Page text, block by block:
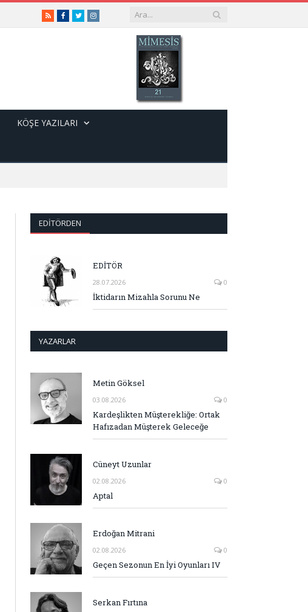
RSSFacebook
TwitterInstagram
KÖŞE YAZILARI
EDITÖRDEN
EDİTÖR
28.07.2026 0
İktidarın Mizahla Sorunu Ne
YAZARLAR
Metin Göksel
03.08.2026 0
Kardeşlikten Müşterekliğe: Ortak
Hafızadan Müşterek Geleceğe
Cüneyt Uzunlar
02.08.2026 0
Aptal
Erdoğan Mitrani
02.08.2026 0
Geçen Sezonun En İyi Oyunları IV
Serkan Fırtına